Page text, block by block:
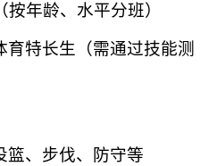
年龄、水平分班）
特长生（需通过技能测
篮、步伐、防守等